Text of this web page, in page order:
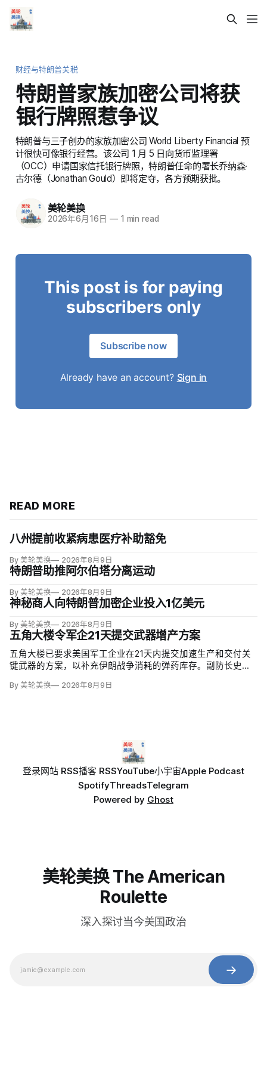
财经与特朗普关税
特朗普家族加密公司将获
银行牌照惹争议
特朗普与三子创办的家族加密公司 World Liberty Financial 预
计很快可像银行经营。该公司 1 月 5 日向货币监理署
（OCC）申请国家信托银行牌照，特朗普任命的署长乔纳森·
古尔德（Jonathan Gould）即将定夺，各方预期获批。
美轮美换
2026年6月16日 —1 min read
This post is for paying
subscribers only
Subscribe now
Already have an account? Sign in
READ MORE
八州提前收紧病患医疗补助豁免
By 美轮美换 2026年8月9日
特朗普助推阿尔伯塔分离运动
By 美轮美换 2026年8月9日
神秘商人向特朗普加密企业投入1亿美元
By 美轮美换 2026年8月9日
五角大楼令军企21天提交武器增产方案
五角大楼已要求美国军工企业在21天内提交加速生产和交付关
键武器的方案，以补充伊朗战争消耗的弹药库存。副防长史蒂
可接受，必须立即扩大产能；
By 美轮美换 2026年8月9日
登录网站 RSS播客 RSSYouTube小宇宙Apple Podcast
SpotifyThreadsTelegram
Powered by Ghost
美轮美换 The American
Roulette
深入探讨当今美国政治